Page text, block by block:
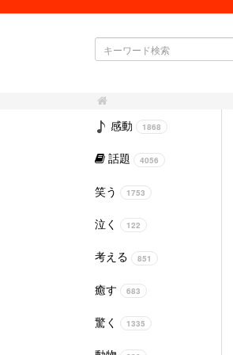
感動 1868
話題 4056
笑う 1753
泣く 122
考える 851
癒す 683
驚く 1335